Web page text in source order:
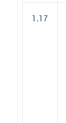
1.17